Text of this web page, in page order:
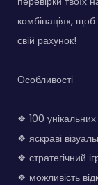
комбінаціях, щоб
свій рахунок!
Особливості
❖ 100 унікальних
❖ яскраві
❖ стратегічний
❖ можливість